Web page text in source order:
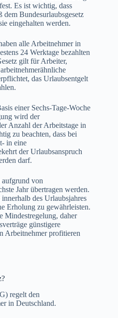
Es ist wichtig, dass
dem Bundesurlaubsgesetz
eingehalten werden.
alle Arbeitnehmer in
24 Werktage bezahlten
gilt für Arbeiter,
das Urlaubsentgelt
einer Sechs-Tage-Woche
wird der
Anzahl der Arbeitstage in
zu beachten, dass bei
in eine
der Urlaubsanspruch
darf.
von
Jahr übertragen werden.
des Urlaubsjahres
Erholung zu gewährleisten.
Mindestregelung, daher
günstigere
Arbeitnehmer profitieren
regelt den
in Deutschland.